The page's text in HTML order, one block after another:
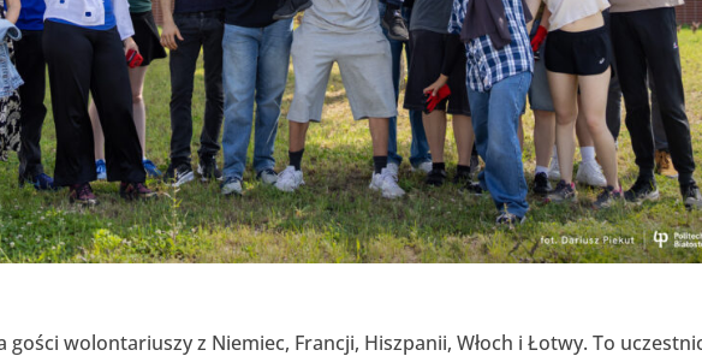
gości wolontariuszy z Niemiec, Francji, Hiszpanii, Włoch i Łotwy. To